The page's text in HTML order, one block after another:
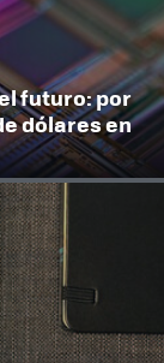
futuro: por
dólares en